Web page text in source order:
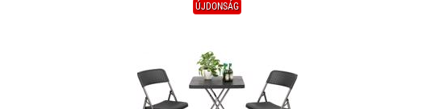
ÚJDONSÁG